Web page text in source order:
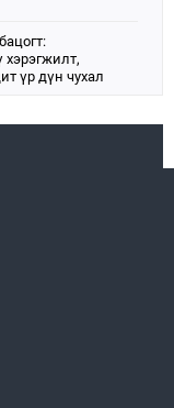
хэрэгжилт,
үр дүн чухал
1,439.2 кг үнэт